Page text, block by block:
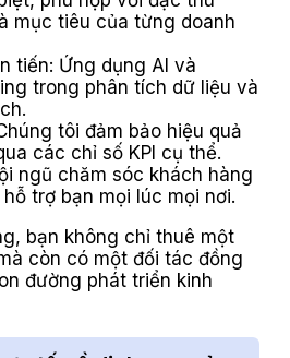
mục tiêu của từng doanh
tiến: Ứng dụng AI và
trong phân tích dữ liệu và
tôi đảm bảo hiệu quả
các chỉ số KPI cụ thể.
ngũ chăm sóc khách hàng
hỗ trợ bạn mọi lúc mọi nơi.
bạn không chỉ thuê một
còn có một đối tác đồng
đường phát triển kinh